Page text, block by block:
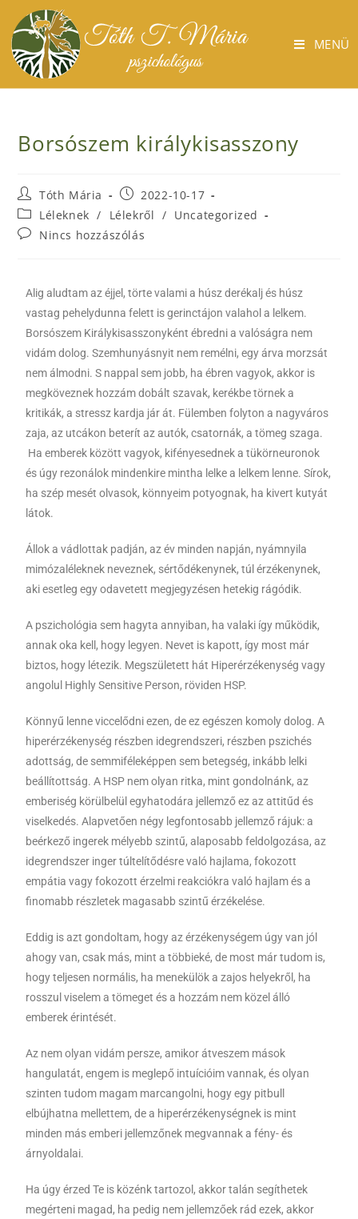
MENÜ
Borsószem királykisasszony
Tóth Mária
2022-10-17
Léleknek / Lélekről / Uncategorized
Nincs hozzászólás
Alig aludtam az éjjel, törte valami a húsz derékalj és húsz
vastag pehelydunna felett is gerinctájon valahol a lelkem.
Borsószem Királykisasszonyként ébredni a valóságra nem
vidám dolog. Szemhunyásnyit nem remélni, egy árva morzsát
nem álmodni. S nappal sem jobb, ha ébren vagyok, akkor is
megköveznek hozzám dobált szavak, kerékbe törnek a
kritikák, a stressz kardja jár át. Fülemben folyton a nagyváros
zaja, az utcákon beterít az autók, csatornák, a tömeg szaga.
Ha emberek között vagyok, kifényesednek a tükörneuronok
és úgy rezonálok mindenkire mintha lelke a lelkem lenne. Sírok,
ha szép mesét olvasok, könnyeim potyognak, ha kivert kutyát
látok.
Állok a vádlottak padján, az év minden napján, nyámnyila
mimózaléleknek neveznek, sértődékenynek, túl érzékenynek,
aki esetleg egy odavetett megjegyzésen hetekig rágódik.
A pszichológia sem hagyta annyiban, ha valaki így működik,
annak oka kell, hogy legyen. Nevet is kapott, így most már
biztos, hogy létezik. Megszületett hát Hiperérzékenység vagy
angolul Highly Sensitive Person, röviden HSP.
Könnyű lenne viccelődni ezen, de ez egészen komoly dolog. A
hiperérzékenység részben idegrendszeri, részben pszichés
adottság, de semmiféleképpen sem betegség, inkább lelki
beállítottság. A HSP nem olyan ritka, mint gondolnánk, az
emberiség körülbelül egyhatodára jellemző ez az attitűd és
viselkedés. Alapvetően négy legfontosabb jellemző rájuk: a
beérkező ingerek mélyebb szintű, alaposabb feldolgozása, az
idegrendszer inger túltelítődésre való hajlama, fokozott
empátia vagy fokozott érzelmi reakciókra való hajlam és a
finomabb részletek magasabb szintű érzékelése.
Eddig is azt gondoltam, hogy az érzékenységem úgy van jól
ahogy van, csak más, mint a többieké, de most már tudom is,
hogy teljesen normális, ha menekülök a zajos helyekről, ha
rosszul viselem a tömeget és a hozzám nem közel álló
emberek érintését.
Az nem olyan vidám persze, amikor átveszem mások
hangulatát, engem is meglepő intuícióim vannak, és olyan
szinten tudom magam marcangolni, hogy egy pitbull
elbújhatna mellettem, de a hiperérzékenységnek is mint
minden más emberi jellemzőnek megvannak a fény- és
árnyoldalai.
Ha úgy érzed Te is közénk tartozol, akkor talán segíthetek
megérteni magad, ha pedig nem jellemzőek rád ezek, akkor